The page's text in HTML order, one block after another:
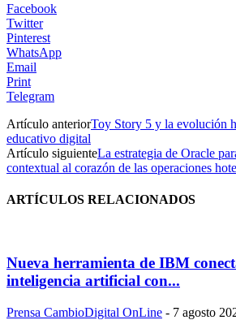
Facebook
Twitter
Pinterest
WhatsApp
Email
Print
Telegram
Artículo anteriorToy Story 5 y la evolución
educativo digital
Artículo siguienteLa estrategia de Oracle
contextual al corazón de las operaciones
ARTÍCULOS RELACIONADOS
Nueva herramienta de IBM
inteligencia artificial con...
Prensa CambioDigital OnLine - 7 agosto